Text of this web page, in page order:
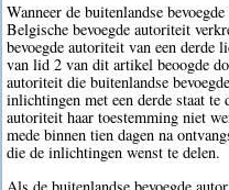
Wanneer de buitenlandse
Belgische bevoegde autoriteit
bevoegde autoriteit van een derde
van lid 2 van dit artikel beoogde
autoriteit die buitenlandse
inlichtingen met een derde staat
autoriteit haar toestemming niet
mede binnen tien dagen na
die de inlichtingen wenst te delen.
Als de buitenlandse bevoegde